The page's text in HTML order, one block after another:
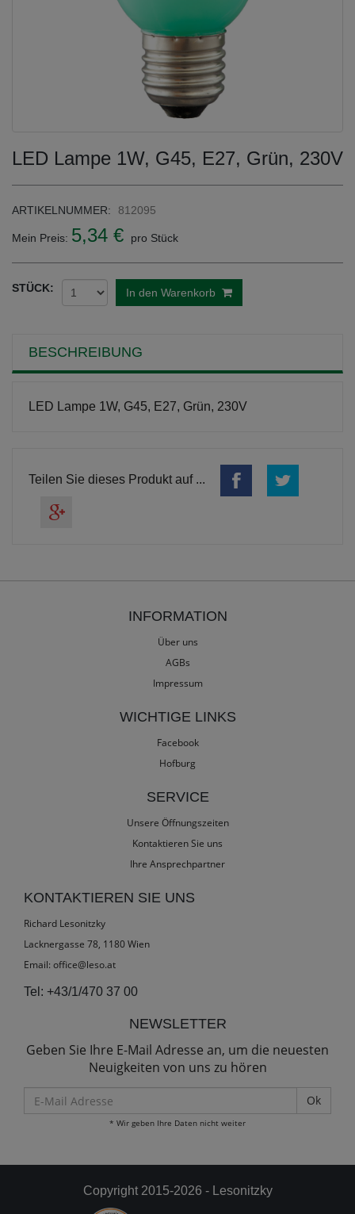
LED Lampe 1W, G45, E27, Grün, 230V
ARTIKELNUMMER: 812095
Mein Preis: 5,34 € pro Stück
STÜCK: In den Warenkorb
BESCHREIBUNG
LED Lampe 1W, G45, E27, Grün, 230V
Teilen Sie dieses Produkt auf ...
INFORMATION
Über uns
AGBs
Impressum
WICHTIGE LINKS
Facebook
Hofburg
SERVICE
Unsere Öffnungszeiten
Kontaktieren Sie uns
Ihre Ansprechpartner
KONTAKTIEREN SIE UNS
Richard Lesonitzky
Lacknergasse 78, 1180 Wien
Email: office@leso.at
Tel: +43/1/470 37 00
NEWSLETTER
Geben Sie Ihre E-Mail Adresse an, um die neuesten
Neuigkeiten von uns zu hören
Mail
Adresse
* Wir geben Ihre Daten nicht weiter
Copyright 2015-2026 - Lesonitzky